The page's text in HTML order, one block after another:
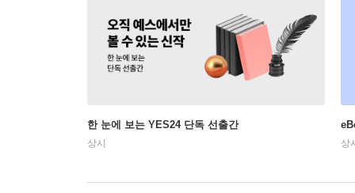
한 눈에 보는 YES24 단독 선출간
상시 상